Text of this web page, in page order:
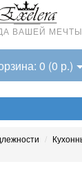
ВАШЕЙ МЕЧТЫ
0 (0 р.)